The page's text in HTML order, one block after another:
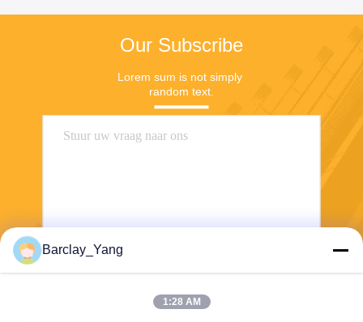
Our Subscribe
Lorem sum is not simply
random text.
Stuur
Barclay_Yang
1:28 AM